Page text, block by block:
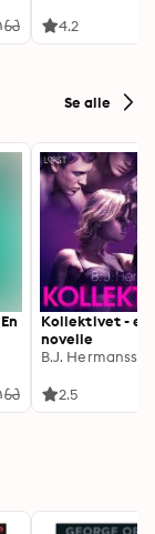
4.2
Se alle
Kollektivet -
novelle
B.J. Hermansson
2.5